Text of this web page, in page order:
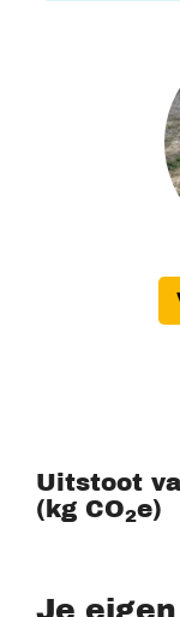
Uitstoot
(kg CO2e)
Je